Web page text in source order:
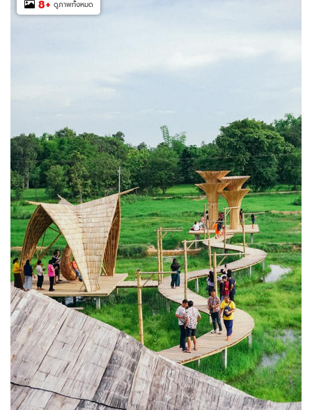
8+ ดูภาพทั้งหมด